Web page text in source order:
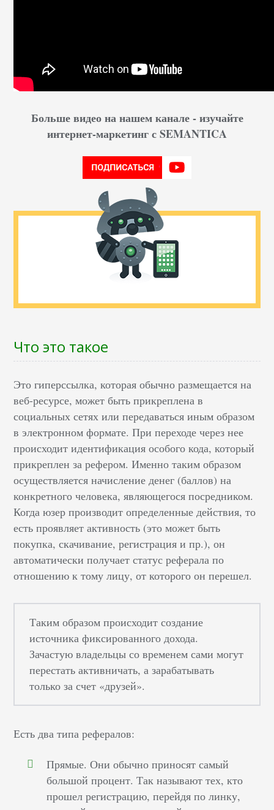
Больше видео на нашем канале - изучайте
интернет-маркетинг с SEMANTICA
Что это такое
Это гиперссылка, которая обычно размещается на
веб-ресурсе, может быть прикреплена в
социальных сетях или передаваться иным образом
в электронном формате. При переходе через нее
происходит идентификация особого кода, который
прикреплен за рефером. Именно таким образом
осуществляется начисление денег (баллов) на
конкретного человека, являющегося посредником.
Когда юзер производит определенные действия, то
есть проявляет активность (это может быть
покупка, скачивание, регистрация и пр.), он
автоматически получает статус реферала по
отношению к тому лицу, от которого он перешел.
Таким образом происходит создание
источника фиксированного дохода.
Зачастую владельцы со временем сами могут
перестать активничать, а зарабатывать
только за счет «друзей».
Есть два типа рефералов:
Прямые. Они обычно приносят самый
большой процент. Так называют тех, кто
прошел регистрацию, перейдя по линку,